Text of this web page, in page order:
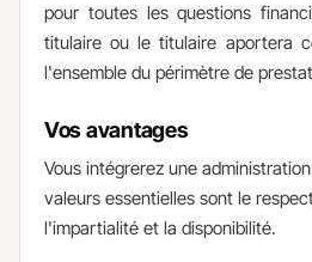
pour toutes les questions
titulaire ou le titulaire aportera
l'ensemble du périmètre de
Vos avantages
​Vous intégrerez une
valeurs essentielles sont le
l'impartialité et la disponibilité.